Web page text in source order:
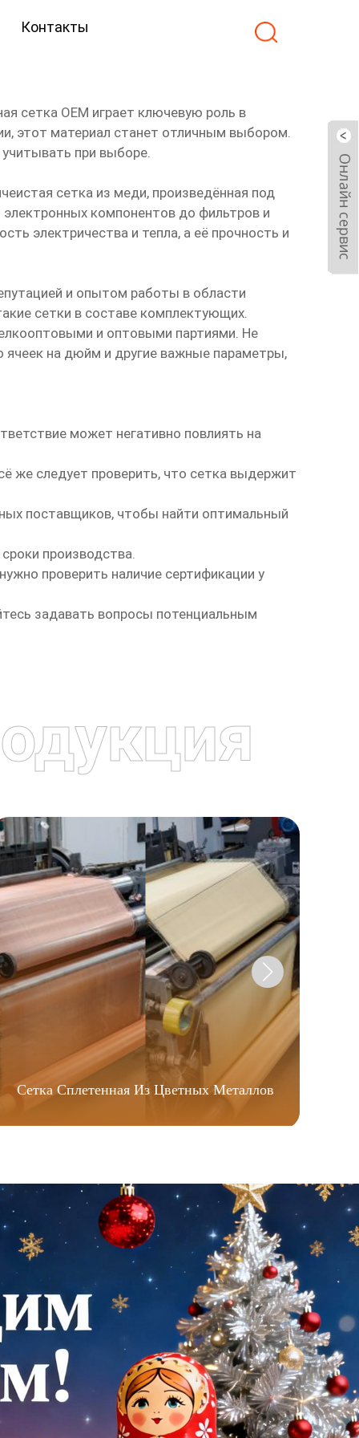
Контакты
сетка OEM играет ключевую роль в
этот материал станет отличным выбором.
при выборе.
сетка из меди, произведённая под
компонентов до фильтров и
электричества и тепла, а её прочность и
и опытом работы в области
сетки в составе комплектующих.
и оптовыми партиями. Не
ячеек на дюйм и другие важные параметры,
может негативно повлиять на
же следует проверить, что сетка выдержит
поставщиков, чтобы найти оптимальный
производства.
проверить наличие сертификации у
задавать вопросы потенциальным
Сетка Сплетенная Из Цветных Металлов